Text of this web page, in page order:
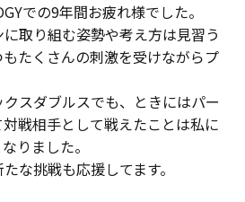
での9年間お疲れ様でした。
取り組む姿勢や考え方は見習う
たくさんの刺激を受けながらプ
スダブルスでも、ときにはパー
戦相手として戦えたことは私に
りました。
な挑戦も応援してます。